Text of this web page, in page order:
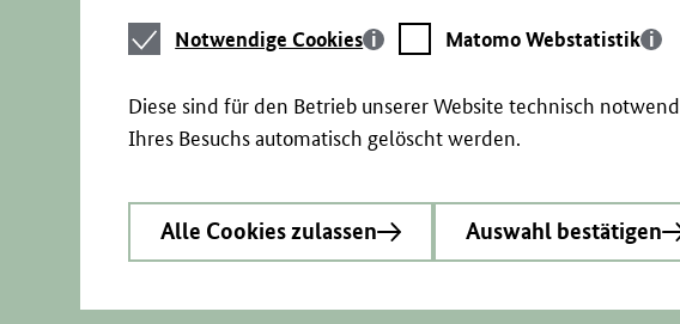
Notwendige
Cookies
Notwendige Cookies
Matomo
Webstatistik
Matomo Webstatistik
Diese sind für den Betrieb unserer Website technisch
Ihres Besuchs automatisch gelöscht werden.
Alle Cookies zulassen Auswahl bestätigen